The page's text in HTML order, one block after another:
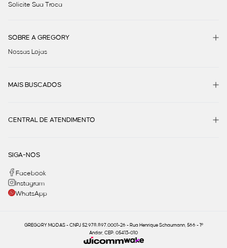
Solicite Sua Troca
SOBRE A GREGORY
Nossas Lojas
MAIS BUSCADOS
CENTRAL DE ATENDIMENTO
SIGA-NOS
Facebook
Instagram
WhatsApp
GREGORY MODAS - CNPJ 52.978.897.0001-26 - Rua Henrique Schaumann, 566 - 1º
Andar, CEP: 05413-010